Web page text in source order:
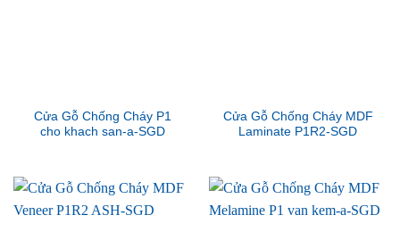
Cửa Gỗ Chống Cháy P1
cho khach san-a-SGD
Cửa Gỗ Chống Cháy MDF
Laminate P1R2-SGD